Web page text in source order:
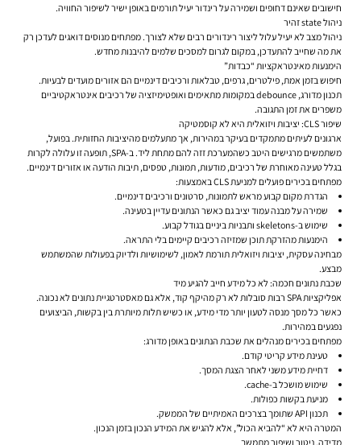
חישובים שאינם דחופים ושמירה על רינדור יעיל תורמים באופן ישיר לשיפור החוויה.
ניהול state זהיר
ניהול מצב לא יעיל עלול ליצור רינדורים רבים שלא לצורך. מפתחים מנוסים דואגים לעדכן רק
את מה שחייב להתעדכן, במקום לגרום למסכים שלמים להיבנות מחדש.
הימנעות מאינטראקציות “כבדות”
חיפוש בזמן אמת, פילטרים, גרפים, טבלאות ורכיבים דינמיים הם אזורים מועדים לבעיות.
תכנון מדורג, debounce במקומות מתאימים ואופטימיזציה של רכיבים אינטראקטיביים
משפרים את זמן התגובה.
שיפור CLS: יציבות ויזואלית היא לא קוסמטיקה
ארגונים לעיתים מתמקדים בעיקר במהירות, אך מתעלמים מהיציבות החזותית. בפועל,
משתמשים מרגישים היטב כשהמערכת זזה להם מתחת ליד. ב-SPA, תופעה זו עלולה לקרות
בגלל טעינה מאוחרת של רכיבים, מודעות, תמונות, טפסים, תיבות הודעה או אזורים דינמיים.
מפתחים בכירים פועלים למניעת CLS באמצעות:
הגדרת מקום קבוע מראש לתמונות, סרטונים ורכיבים דינמיים.
שמירה על מבנה עמוד יציב גם כאשר הנתונים עדיין בטעינה.
שימוש ב-skeletons ותבניות ביניים בגודל קבוע.
הימנעות מהזרקת תוכן שמזיזה רכיבים קיימים בלי התראה.
מבחינה עסקית, יציבות ויזואלית תורמת לאמון, לשימושיות ולדיוק בפעולות שהמשתמש
מבצע.
שכבת נתונים חכמה: לא כל מידע חייב להגיע מיד
אפליקציות SPA רבות סובלות לא רק מהיקף קוד, אלא גם מאסטרטגיית נתונים לא נכונה.
כאשר כל מסך מנסה לטעון יותר מדי מידע, או כשיש תלות מיותרת בין בקשות, הביצועים
נפגעים במהירות.
מפתחים בכירים מנהלים את שכבת הנתונים באופן מדורג:
טעינת מידע קריטי קודם.
דחיית מידע משני לאחר הצגת המסך.
שימוש מושכל ב-cache.
מניעת בקשות כפולות.
תכנון API שתומך בצרכים האמיתיים של הממשק.
המטרה היא לא “להביא הכול”, אלא להגיש את המידע הנכון בזמן הנכון.
מדידה, ניטור ושיפור מתמשך